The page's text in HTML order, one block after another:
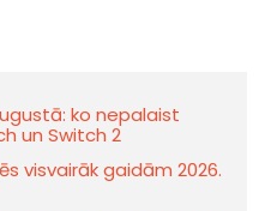
ko nepalaist
un Switch 2
visvairāk gaidām 2026.